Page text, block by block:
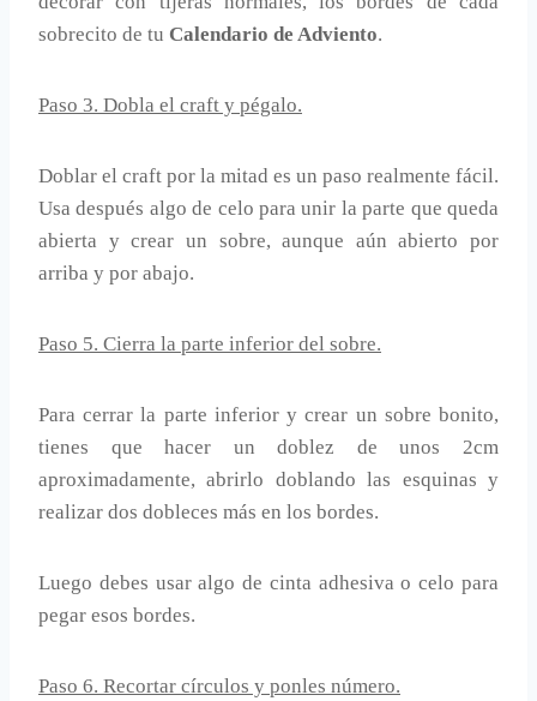
sobrecito de tu Calendario de Adviento.
Paso 3. Dobla el craft y pégalo.
Doblar el craft por la mitad es un paso realmente fácil.
Usa después algo de celo para unir la parte que queda
abierta y crear un sobre, aunque aún abierto por
arriba y por abajo.
Paso 5. Cierra la parte inferior del sobre.
Para cerrar la parte inferior y crear un sobre bonito,
tienes que hacer un doblez de unos 2cm
aproximadamente, abrirlo doblando las esquinas y
realizar dos dobleces más en los bordes.
Luego debes usar algo de cinta adhesiva o celo para
pegar esos bordes.
Paso 6. Recortar círculos y ponles número.